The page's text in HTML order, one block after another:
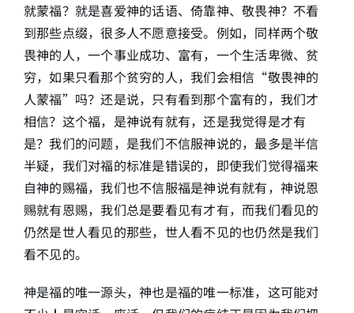
就蒙福？就是喜爱神的话语、倚靠神、敬畏神？不看
到那些点缀，很多人不愿意接受。例如，同样两个敬
畏神的人，一个事业成功、富有，一个生活卑微、贫
穷，如果只看那个贫穷的人，我们会相信“敬畏神的
人蒙福”吗？还是说，只有看到那个富有的，我们才
相信？这个福，是神说有就有，还是我觉得是才有
是？我们的问题，是我们不信服神说的，最多是半信
半疑，我们对福的标准是错误的，即使我们觉得福来
自神的赐福，我们也不信服福是神说有就有，神说恩
赐就有恩赐，我们总是要看见有才有，而我们看见的
仍然是世人看见的那些，世人看不见的也仍然是我们
看不见的。
神是福的唯一源头，神也是福的唯一标准，这可能对